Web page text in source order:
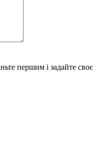
першим і задайте своє